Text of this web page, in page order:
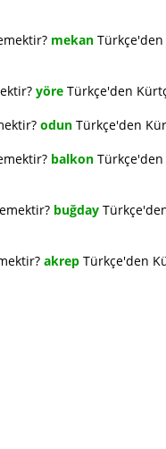
mekan
yöre Türkçe'den
odun Türkçe'den
balkon
buğday
akrep Türkçe'den